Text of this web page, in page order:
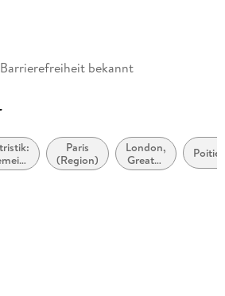
bekannt
Paris
(Region)
London,
Greater
London